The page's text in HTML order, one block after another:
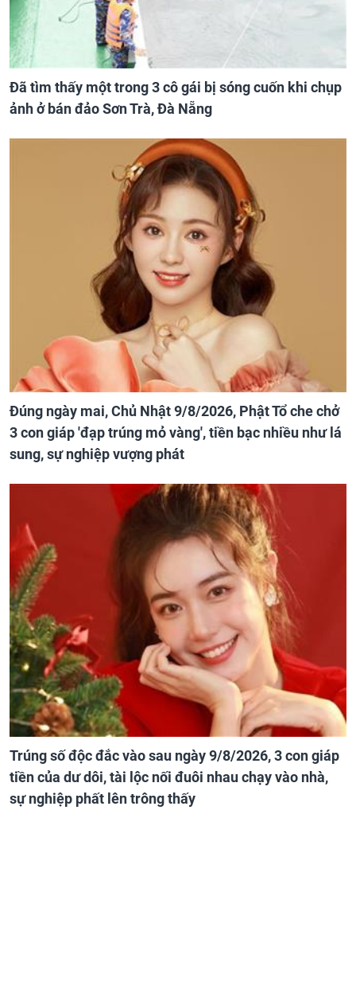
Đã tìm thấy một trong 3 cô gái bị sóng cuốn khi chụp
ảnh ở bán đảo Sơn Trà, Đà Nẵng
Đúng ngày mai, Chủ Nhật 9/8/2026, Phật Tổ che chở
3 con giáp 'đạp trúng mỏ vàng', tiền bạc nhiều như lá
sung, sự nghiệp vượng phát
Trúng số độc đắc vào sau ngày 9/8/2026, 3 con giáp
tiền của dư dôi, tài lộc nối đuôi nhau chạy vào nhà,
sự nghiệp phất lên trông thấy